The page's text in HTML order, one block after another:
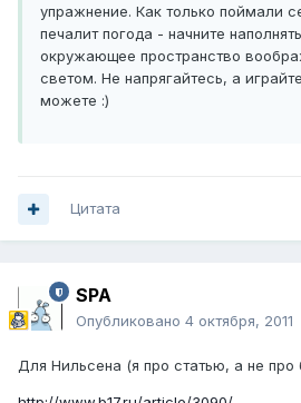
упражнение. Как только поймали
печалит погода - начните
окружающее пространство
светом. Не напрягайтесь, а
можете :)
Цитата
SPA
Опубликовано 4 октября, 2011
Для Нильсена (я про статью, а не